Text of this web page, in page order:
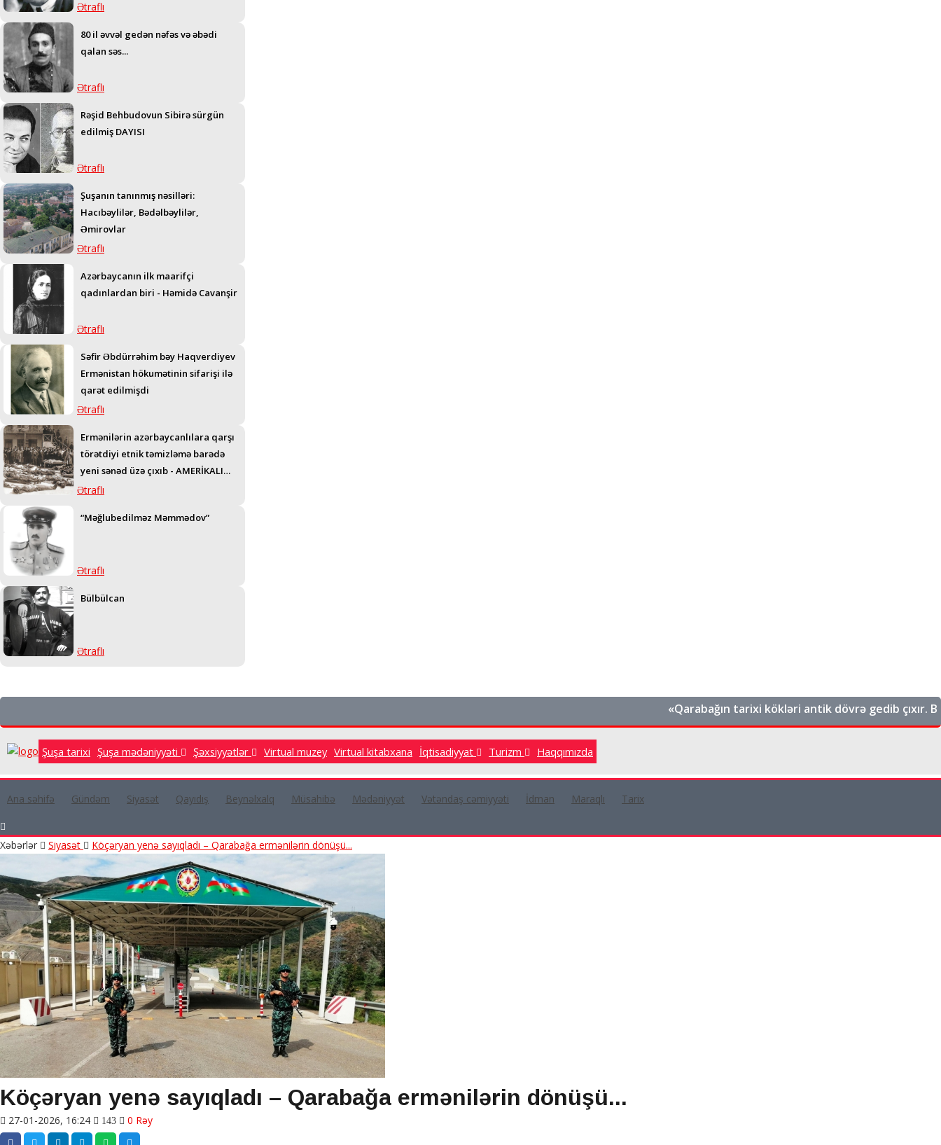
Ətraflı
80 il əvvəl gedən nəfəs və əbədi
qalan səs...
Ətraflı
Rəşid Behbudovun Sibirə sürgün
edilmiş DAYISI
Ətraflı
Şuşanın tanınmış nəsilləri:
Hacıbəylilər, Bədəlbəylilər,
Əmirovlar
Ətraflı
Azərbaycanın ilk maarifçi
qadınlardan biri - Həmidə Cavanşir
Ətraflı
Səfir Əbdürrəhim bəy Haqverdiyev
Ermənistan hökumətinin sifarişi ilə
qarət edilmişdi
Ətraflı
Ermənilərin azərbaycanlılara qarşı
törətdiyi etnik təmizləmə barədə
yeni sənəd üzə çıxıb - AMERİKALI
GENERALIN TELEQRAMI
Ətraflı
“Məğlubedilməz Məmmədov”
Ətraflı
Bülbülcan
Ətraflı
«Qarabağın tarixi kökləri antik dövrə gedib çıxır. Bu,
Şuşa tarixi Şuşa mədəniyyəti Şəxsiyyətlər Virtual muzey Virtual kitabxana İqtisadiyyat Turizm Haqqımızda
Ana səhifə Gündəm Siyasət Qayıdış Beynəlxalq Müsahibə Mədəniyyət Vətəndaş cəmiyyəti İdman Maraqlı Tarix
Xəbərlər Siyasət Köçəryan yenə sayıqladı – Qarabağa ermənilərin dönüşü...
Köçəryan yenə sayıqladı – Qarabağa ermənilərin dönüşü...
27-01-2026, 16:24 143 0 Rəy